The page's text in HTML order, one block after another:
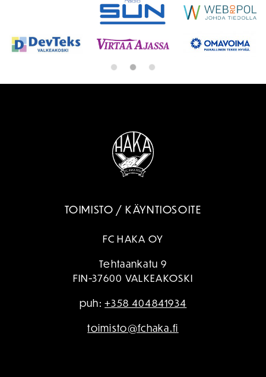
TOIMISTO / KÄYNTIOSOITE
FC HAKA OY
Tehtaankatu 9
FIN-37600 VALKEAKOSKI
puh:+358 404841934
toimisto@fchaka.fi